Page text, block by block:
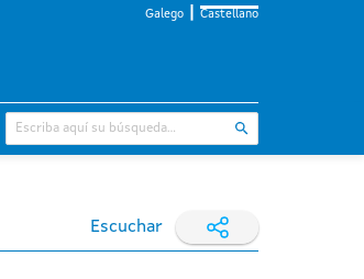
Galego Castellano
Escuchar